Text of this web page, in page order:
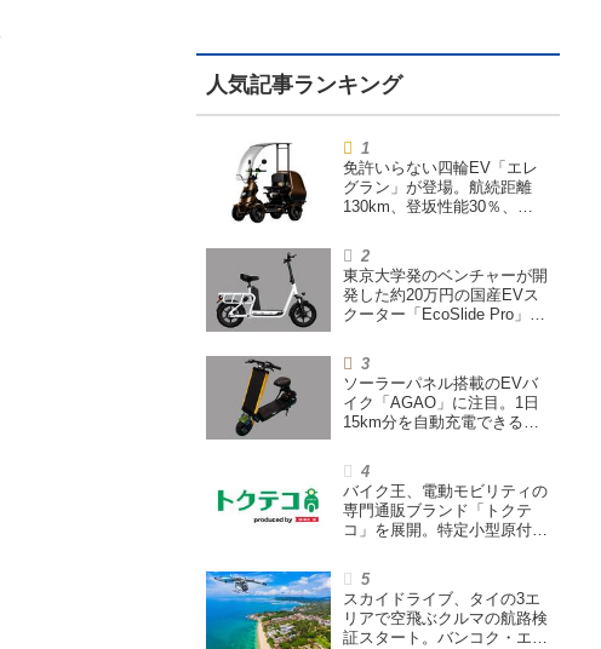
免許いらない四輪EV「エレ
グラン」が登場。航続距離
130km、登坂性能30％、
東京大学発のベンチャーが開
発した約20万円の国産EVス
クーター「EcoSlide Pro」が
ハイパワー特定小型原付
ソーラーパネル搭載のEVバ
イク「AGAO」に注目。1日
15km分を自動充電できる
バイク王、電動モビリティの
専門通販ブランド「トクテ
コ」を展開。特定小型原付や
スカイドライブ、タイの3エ
リアで空飛ぶクルマの航路検
証スタート。バンコク・エア